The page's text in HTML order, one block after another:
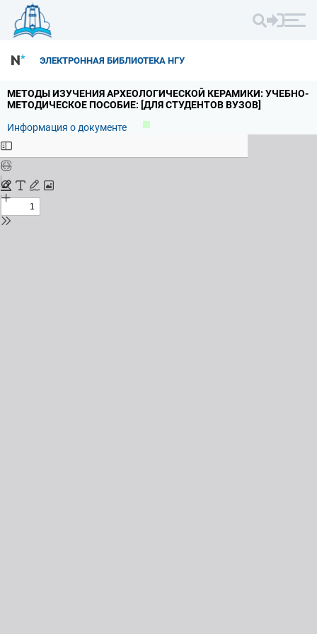
ЭЛЕКТРОННАЯ БИБЛИОТЕКА НГУ
МЕТОДЫ ИЗУЧЕНИЯ АРХЕОЛОГИЧЕСКОЙ КЕРАМИКИ: УЧЕБНО-
МЕТОДИЧЕСКОЕ ПОСОБИЕ: [ДЛЯ СТУДЕНТОВ ВУЗОВ]
Информация о документе